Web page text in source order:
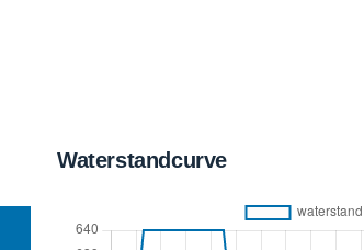
Waterstandcurve